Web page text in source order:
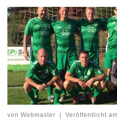
von Webmaster Veröffentlicht am